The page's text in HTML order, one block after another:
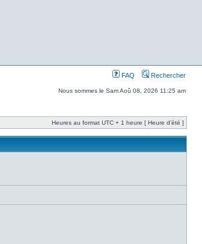
FAQ Rechercher
Nous sommes le Sam Aoû 08, 2026 11:25 am
Heures au format UTC + 1 heure [ Heure d’été ]